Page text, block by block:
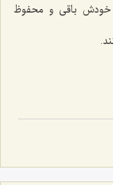
خودش باقی و محفوظ